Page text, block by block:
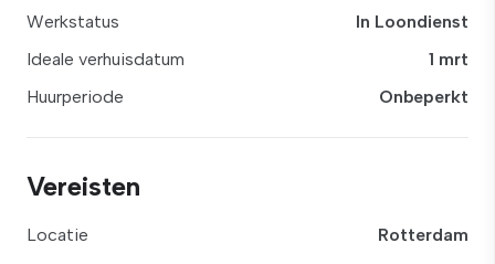
Werkstatus
In Loondienst
Ideale verhuisdatum
1 mrt
Huurperiode
Onbeperkt
Vereisten
Locatie
Rotterdam